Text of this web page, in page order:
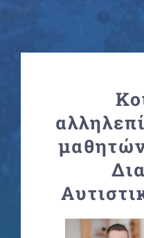
Έργα Μαθητών
Σχολικές Μονάδες